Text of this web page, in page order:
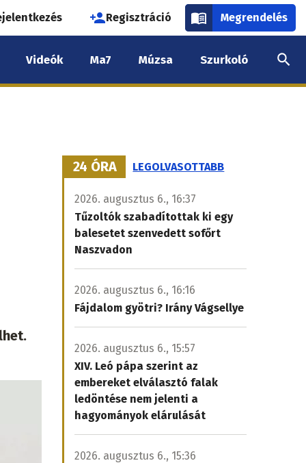
Regisztráció Megrendelés
Videók Ma7 Múzsa Szurkoló
24 ÓRA LEGOLVASOTTABB
2026. augusztus 6., 16:37
Tűzoltók szabadítottak ki egy
balesetet szenvedett sofőrt
Naszvadon
2026. augusztus 6., 16:16
Fájdalom gyötri? Irány Vágsellye
2026. augusztus 6., 15:57
XIV. Leó pápa szerint az
embereket elválasztó falak
ledöntése nem jelenti a
hagyományok elárulását
2026. augusztus 6., 15:36